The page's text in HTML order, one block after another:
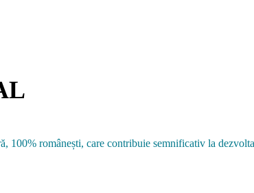
100% românești, care contribuie semnificativ la